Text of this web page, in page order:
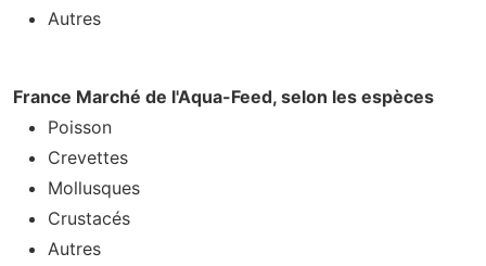
Autres
France Marché de l'Aqua-Feed, selon les espèces
Poisson
Crevettes
Mollusques
Crustacés
Autres